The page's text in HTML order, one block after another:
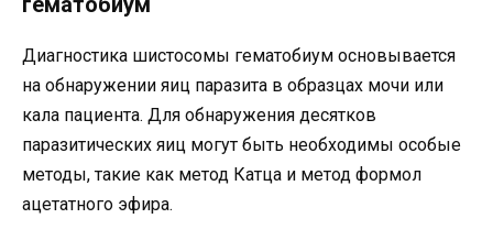
Диагностика шистосомы гематобиум основывается
на обнаружении яиц паразита в образцах мочи или
кала пациента. Для обнаружения десятков
паразитических яиц могут быть необходимы особые
методы, такие как метод Катца и метод формол
ацетатного эфира.